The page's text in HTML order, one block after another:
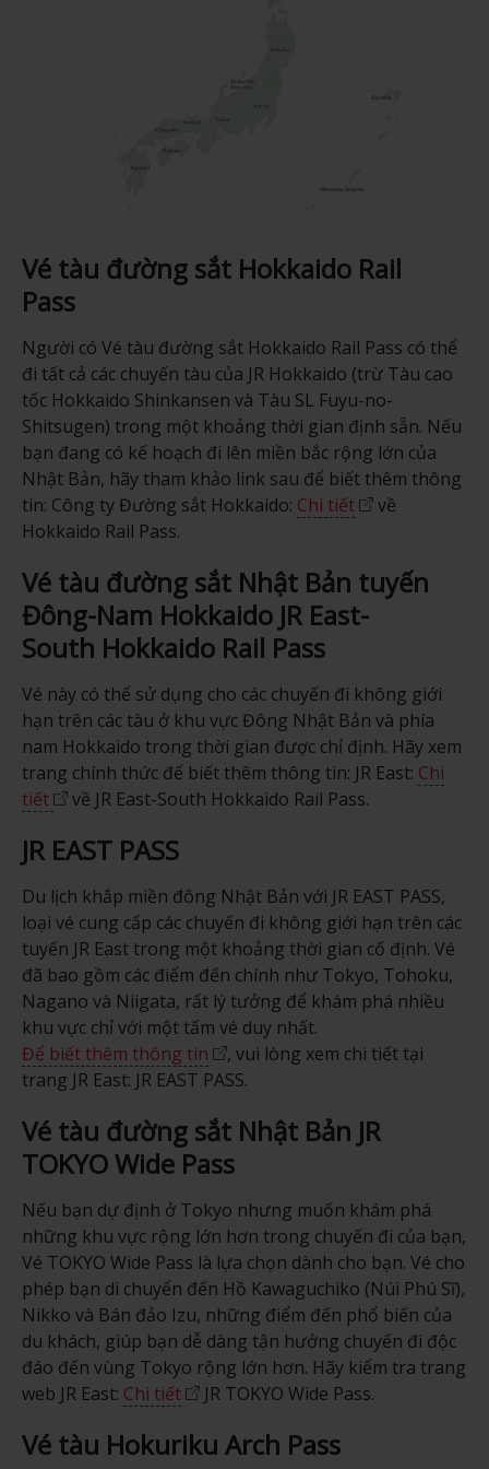
Vé tàu đường sắt Hokkaido Rail
Pass
Người có Vé tàu đường sắt Hokkaido Rail Pass có thể
đi tất cả các chuyến tàu của JR Hokkaido (trừ Tàu cao
tốc Hokkaido Shinkansen và Tàu SL Fuyu-no-
Shitsugen) trong một khoảng thời gian định sẵn. Nếu
bạn đang có kế hoạch đi lên miền bắc rộng lớn của
Nhật Bản, hãy tham khảo link sau để biết thêm thông
tin: Công ty Đường sắt Hokkaido: Chi tiết
về
Hokkaido Rail Pass.
Vé tàu đường sắt Nhật Bản tuyến
Đông-Nam Hokkaido JR East-
South Hokkaido Rail Pass
Vé này có thể sử dụng cho các chuyến đi không giới
hạn trên các tàu ở khu vực Đông Nhật Bản và phía
nam Hokkaido trong thời gian được chỉ định. Hãy xem
trang chính thức để biết thêm thông tin: JR East: Chi
tiết
về JR East-South Hokkaido Rail Pass.
JR EAST PASS
Du lịch khắp miền đông Nhật Bản với JR EAST PASS,
loại vé cung cấp các chuyến đi không giới hạn trên các
tuyến JR East trong một khoảng thời gian cố định. Vé
đã bao gồm các điểm đến chính như Tokyo, Tohoku,
Nagano và Niigata, rất lý tưởng để khám phá nhiều
khu vực chỉ với một tấm vé duy nhất.
Để biết thêm thông tin
, vui lòng xem chi tiết tại
trang JR East: JR EAST PASS.
Vé tàu đường sắt Nhật Bản JR
TOKYO Wide Pass
Nếu bạn dự định ở Tokyo nhưng muốn khám phá
những khu vực rộng lớn hơn trong chuyến đi của bạn,
Vé TOKYO Wide Pass là lựa chọn dành cho bạn. Vé cho
phép bạn di chuyển đến Hồ Kawaguchiko (Núi Phú Sĩ),
Nikko và Bán đảo Izu, những điểm đến phổ biến của
du khách, giúp bạn dễ dàng tận hưởng chuyến đi độc
đáo đến vùng Tokyo rộng lớn hơn. Hãy kiểm tra trang
web JR East: Chi tiết JR TOKYO Wide Pass.
Vé tàu Hokuriku Arch Pass